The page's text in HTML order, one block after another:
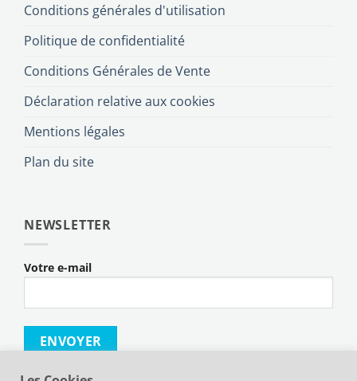
Conditions générales d'utilisation
Politique de confidentialité
Conditions Générales de Vente
Déclaration relative aux cookies
Mentions légales
Plan du site
NEWSLETTER
Votre e-mail